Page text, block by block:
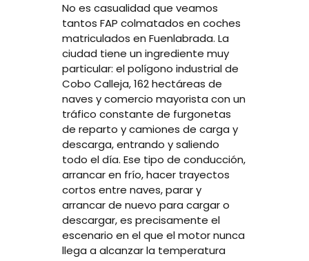
No es casualidad que veamos
tantos FAP colmatados en coches
matriculados en Fuenlabrada. La
ciudad tiene un ingrediente muy
particular: el polígono industrial de
Cobo Calleja, 162 hectáreas de
naves y comercio mayorista con un
tráfico constante de furgonetas
de reparto y camiones de carga y
descarga, entrando y saliendo
todo el día. Ese tipo de conducción,
arrancar en frío, hacer trayectos
cortos entre naves, parar y
arrancar de nuevo para cargar o
descargar, es precisamente el
escenario en el que el motor nunca
llega a alcanzar la temperatura